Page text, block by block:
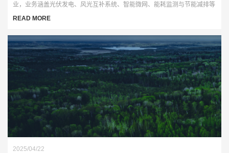
业，业务涵盖光伏发电、风光互补系统、智能微网、能耗监测与节能减排等
多个板块。为顺应“双碳”战略发展要求，公司亟需打造一个具备行业专业性
READ MORE
2025/04/22